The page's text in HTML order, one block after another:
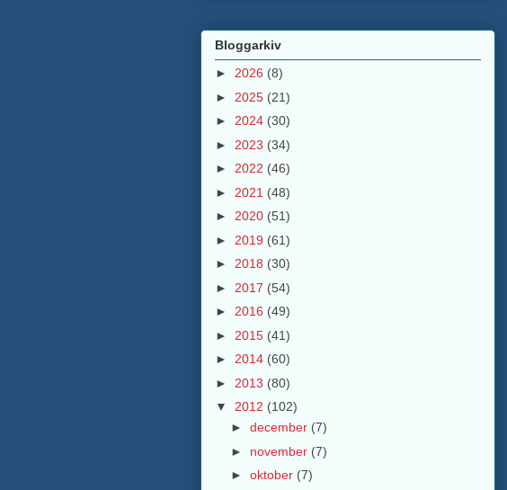
Bloggarkiv
► 2026 (8)
► 2025 (21)
► 2024 (30)
► 2023 (34)
► 2022 (46)
► 2021 (48)
► 2020 (51)
► 2019 (61)
► 2018 (30)
► 2017 (54)
► 2016 (49)
► 2015 (41)
► 2014 (60)
► 2013 (80)
▼ 2012 (102)
► december (7)
► november (7)
► oktober (7)